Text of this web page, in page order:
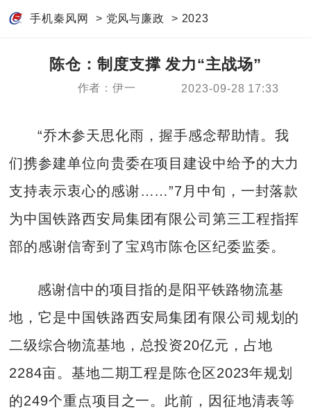
手机秦风网 > 党风与廉政 > 2023
陈仓：制度支撑 发力“主战场”
作者：伊一 2023-09-28 17:33
“乔木参天思化雨，握手感念帮助情。我
们携参建单位向贵委在项目建设中给予的大力
支持表示衷心的感谢……”7月中旬，一封落款
为中国铁路西安局集团有限公司第三工程指挥
部的感谢信寄到了宝鸡市陈仓区纪委监委。
感谢信中的项目指的是阳平铁路物流基
地，它是中国铁路西安局集团有限公司规划的
二级综合物流基地，总投资20亿元，占地
2284亩。基地二期工程是陈仓区2023年规划
的249个重点项目之一。此前，因征地清表等